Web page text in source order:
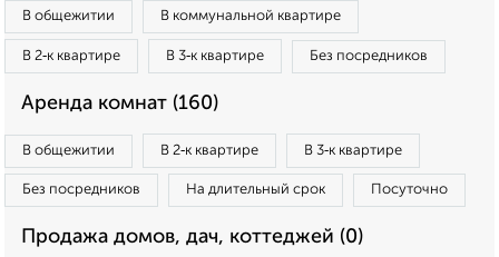
В общежитии В коммунальной квартире
В 2‑к квартире В 3‑к квартире Без посредников
Аренда комнат (160)
В общежитии В 2‑к квартире В 3‑к квартире
Без посредников На длительный срок Посуточно
Продажа домов, дач, коттеджей (0)